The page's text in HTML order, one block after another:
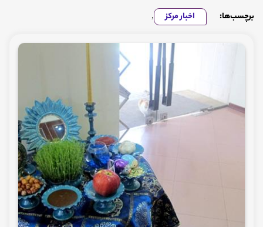
برچسب‌ها: اخبار مرکز ,